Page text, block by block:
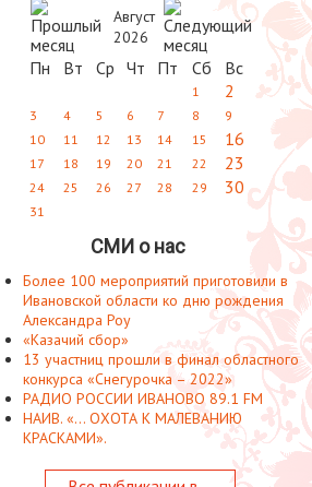
Август
2026
Пн Вт Ср Чт Пт Сб Вс
1 2
3 4 5 6 7 8
9
10
11 12 13 14 15 16
17 18 19 20 21 22 23
24 25 26 27 28 29 30
31
СМИ о нас
Более 100 мероприятий приготовили в
Ивановской области ко дню рождения
Александра Роу
«Казачий сбор»
13 участниц прошли в финал областного
конкурса «Снегурочка – 2022»
РАДИО РОССИИ ИВАНОВО 89.1 FM
НАИВ. «... ОХОТА К МАЛЕВАНИЮ
КРАСКАМИ».